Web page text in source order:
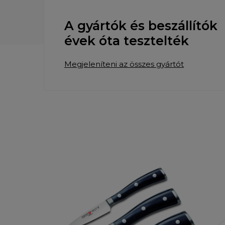
A gyártók és beszállítók
évek óta tesztelték
Megjeleníteni az összes gyártót